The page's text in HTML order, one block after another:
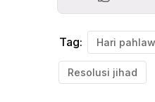
Tag:
Resolusi jihad